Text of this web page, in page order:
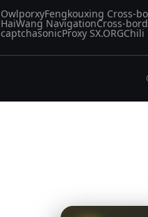
OwlporxyFengkouxing Cross-
HaiWang NavigationCross-
captchasonicProxy SX.ORGChili